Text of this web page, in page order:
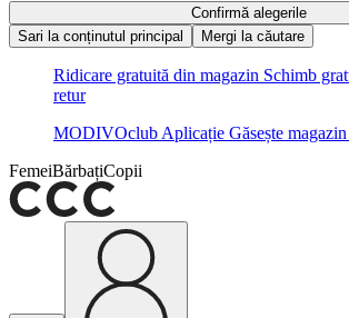
Confirmă alegerile
Sari la conținutul principal
Mergi la căutare
Ridicare gratuită din magazin Schimb
retur
MODIVOclub Aplicație Găsește magazin
FemeiBărbațiCopii